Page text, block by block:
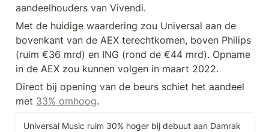
aandeelhouders van Vivendi.
Met de huidige waardering zou Universal aan de
bovenkant van de AEX terechtkomen, boven Philips
(ruim €36 mrd) en ING (rond de €44 mrd). Opname
in de AEX zou kunnen volgen in maart 2022.
Direct bij opening van de beurs schiet het aandeel
met 33% omhoog.
Universal Music ruim 30% hoger bij debuut aan Damrak